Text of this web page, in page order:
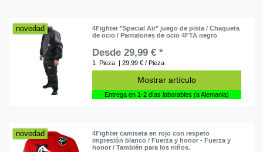
novedad
4Fighter "Special Air" juego de pista / Chaqueta
de ocio / Pantalones de ocio 4FTA negro
Desde 29,99 € *
1 Pieza | 29,99 € / Pieza
Mostrar artículo
Entrega en 1-2 días laborables (a Alemania)
novedad
4Fighter camiseta en rojo con respeto
impresión blanco / Fuerza y ​​honor - Fuerza y ​​
honor / También para los niños.